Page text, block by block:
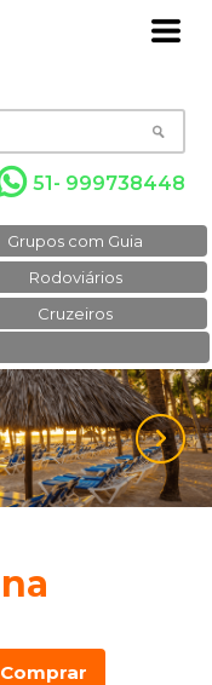
51- 999738448
Grupos com Guia
Rodoviários
Cruzeiros